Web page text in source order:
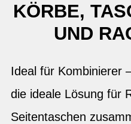
KÖRBE,
UND
Ideal für Kombinierer
die ideale Lösung für
Seitentaschen